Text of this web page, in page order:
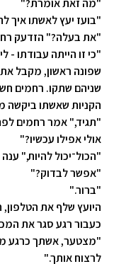
"בועז יעץ לאשתו איך
"את בעלה?" הזדעק
"כי זו הייתה עבודתו -
שפונה ראשון, מקבל
שניהם שתקו. רחמים
הקניות שאשתו ביקשה
"תגיד," אמר רחמים
אולי אפילו עכשיו?"
"הכול־יכול להיות,"
"אפשר לבדוק?"
"ברור."
היועץ שלף את
כעבור רגע סגר את
"מצטער, אשתך כרגע
לרצוח אותך."